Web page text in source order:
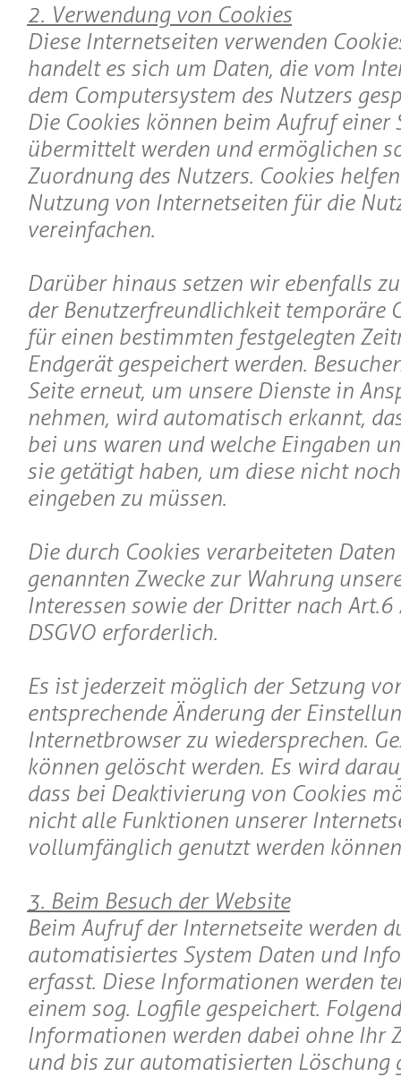
2. Verwendung von Cookies
Diese Internetseiten verwenden
handelt es sich um Daten, die vom
dem Computersystem des Nutzers
Die Cookies können beim Aufruf einer
übermittelt werden und ermöglichen
Zuordnung des Nutzers. Cookies
Nutzung von Internetseiten für die
vereinfachen.
Darüber hinaus setzen wir ebenfalls
der Benutzerfreundlichkeit temporäre
für einen bestimmten festgelegten
Endgerät gespeichert werden.
Seite erneut, um unsere Dienste in
nehmen, wird automatisch erkannt,
bei uns waren und welche Eingaben
sie getätigt haben, um diese nicht
eingeben zu müssen.
Die durch Cookies verarbeiteten
genannten Zwecke zur Wahrung
Interessen sowie der Dritter nach Art. 6
DSGVO erforderlich.
Es ist jederzeit möglich der Setzung
entsprechende Änderung der
Internetbrowser zu wiedersprechen.
können gelöscht werden. Es wird
dass bei Deaktivierung von Cookies
nicht alle Funktionen unserer
vollumfänglich genutzt werden
3. Beim Besuch der Website
Beim Aufruf der Internetseite werden
automatisiertes System Daten und
erfasst. Diese Informationen werden
einem sog. Logfile gespeichert.
Informationen werden dabei ohne Ihr
und bis zur automatisierten Löschung